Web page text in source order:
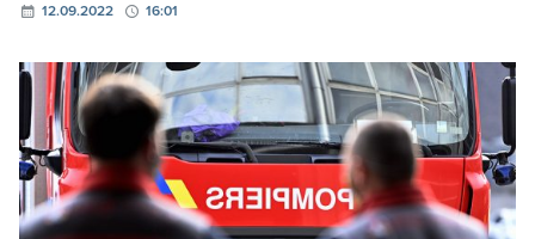
12.09.2022 16:01